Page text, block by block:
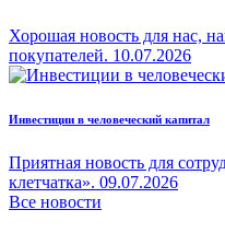
Хорошая новость для нас,
покупателей. 10.07.2026
Инвестиции в человеческий капитал
Приятная новость для
клетчатка». 09.07.2026
Все новости